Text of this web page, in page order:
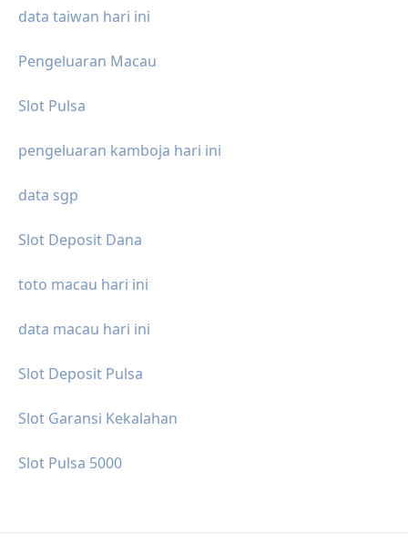
data taiwan hari ini
Pengeluaran Macau
Slot Pulsa
pengeluaran kamboja hari ini
data sgp
Slot Deposit Dana
toto macau hari ini
data macau hari ini
Slot Deposit Pulsa
Slot Garansi Kekalahan
Slot Pulsa 5000